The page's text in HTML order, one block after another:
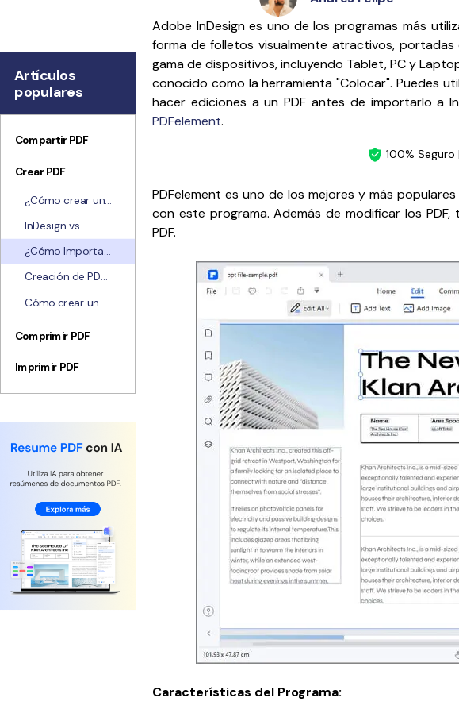
Artículos
populares
Compartir PDF
Crear PDF
¿Cómo crear un
paso de la
creación de PDF
[5 métodos]
InDesign vs
Publisher: ¿Cuál
Usar?
¿Cómo Importar
PDF a InDesign?
Creación de PDF:
creadores de
IA
Cómo crear un
Guía sencilla
Comprimir PDF
Imprimir PDF
Adobe InDesign es uno de los programas más
forma de folletos visualmente atractivos, portadas
gama de dispositivos, incluyendo Tablet, PC y
conocido como la herramienta "Colocar". Puedes
hacer ediciones a un PDF antes de importarlo a
PDFelement.
100%
PDFelement es uno de los mejores y más
con este programa. Además de modificar los
PDF.
Características del Programa: